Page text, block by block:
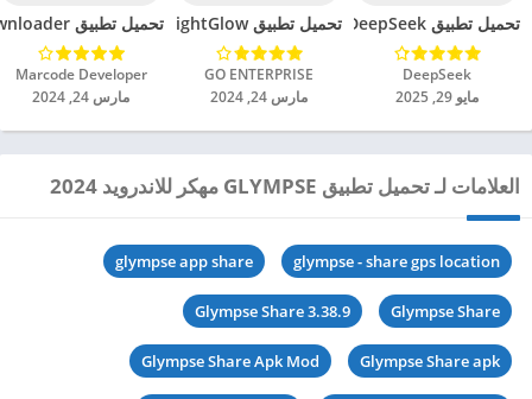
تحميل تطبيق DeepSeek مهكر للاندرويد 2025
DeepSeek‏
مايو 29, 2025
تحميل تطبيق BrightGlow مهكر للاندرويد 2024
GO ENTERPRISE‏
مارس 24, 2024
تحميل تطبيق mp4 video downloader مهكر للاندرويد 2024
Marcode Developer‏
مارس 24, 2024
العلامات لـ تحميل تطبيق GLYMPSE مهكر للاندرويد 2024
glympse - share gps location
glympse app share
Glympse Share
Glympse Share 3.38.9
Glympse Share apk
Glympse Share Apk Mod